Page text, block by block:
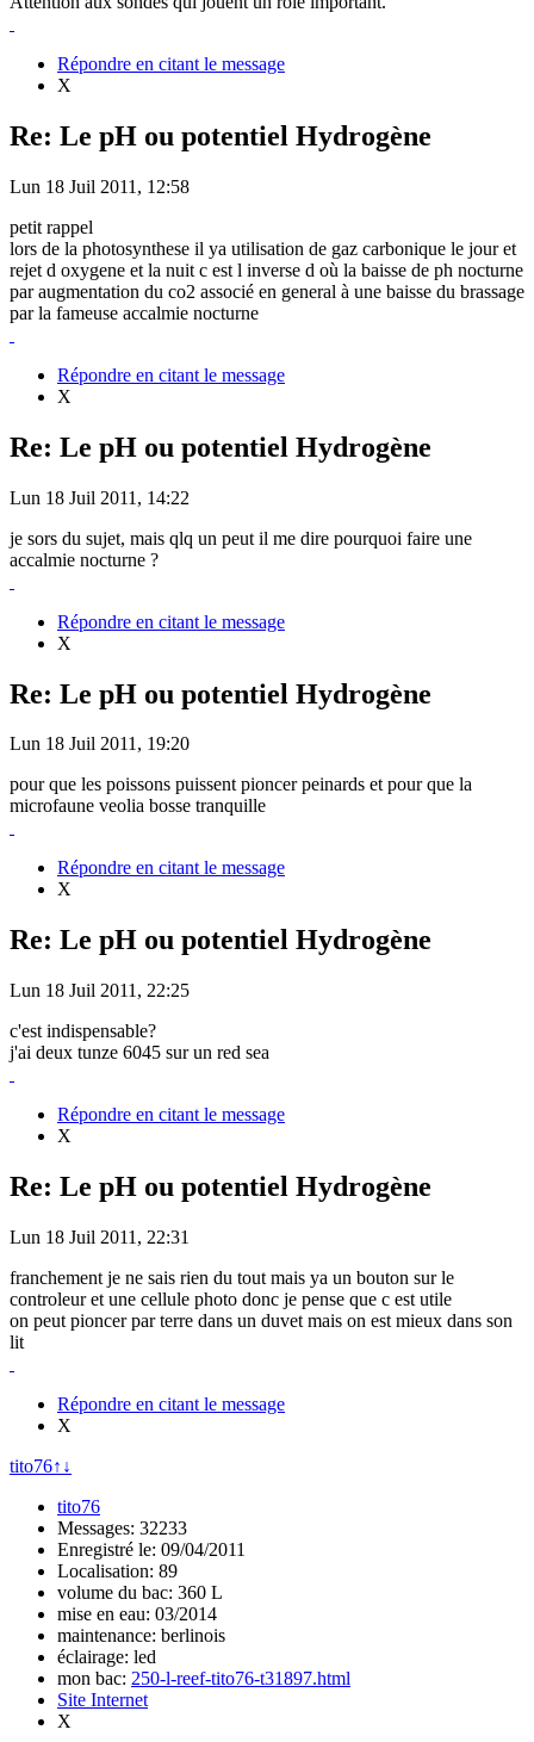
Répondre en citant le message
X
Re: Le pH ou potentiel Hydrogène
Lun 18 Juil 2011, 12:58
petit rappel
lors de la photosynthese il ya utilisation de gaz carbonique le jour et
rejet d oxygene et la nuit c est l inverse d où la baisse de ph nocturne
par augmentation du co2 associé en general à une baisse du brassage
par la fameuse accalmie nocturne
Répondre en citant le message
X
Re: Le pH ou potentiel Hydrogène
Lun 18 Juil 2011, 14:22
je sors du sujet, mais qlq un peut il me dire pourquoi faire une
accalmie nocturne ?
Répondre en citant le message
X
Re: Le pH ou potentiel Hydrogène
Lun 18 Juil 2011, 19:20
pour que les poissons puissent pioncer peinards et pour que la
microfaune veolia bosse tranquille
Répondre en citant le message
X
Re: Le pH ou potentiel Hydrogène
Lun 18 Juil 2011, 22:25
c'est indispensable?
j'ai deux tunze 6045 sur un red sea
Répondre en citant le message
X
Re: Le pH ou potentiel Hydrogène
Lun 18 Juil 2011, 22:31
franchement je ne sais rien du tout mais ya un bouton sur le
controleur et une cellule photo donc je pense que c est utile
on peut pioncer par terre dans un duvet mais on est mieux dans son
lit
Répondre en citant le message
X
tito76↑ ↓
tito76
Messages: 32233
Enregistré le: 09/04/2011
Localisation: 89
volume du bac: 360 L
mise en eau: 03/2014
maintenance: berlinois
éclairage: led
mon bac: 250-l-reef-tito76-t31897.html
Site Internet
X